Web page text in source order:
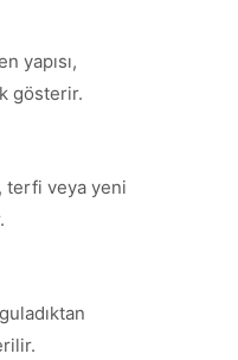
yapısı,
gösterir.
terfi veya yeni